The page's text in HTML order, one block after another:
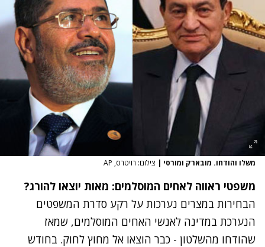
משלו והודחו. מובארק ומורסי | צילום: רויטרס, AP
משפטי ראווה לאחים המוסלמים: מאות יוצאו להורג?
הבחירות במצרים נערכות על רקע סדרת המשפטים
הנערכת במדינה לאנשי האחים המוסלמים, שמאז
שהודחו מהשלטון - כבר הוצאו אל מחוץ לחוק. בחודש